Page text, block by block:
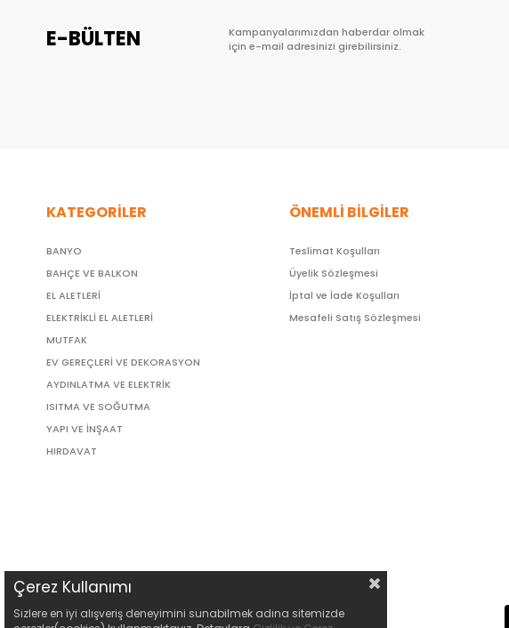
E-BÜLTEN
Kampanyalarımızdan haberdar olmak
için e-mail adresinizi girebilirsiniz.
KATEGORİLER
BANYO
BAHÇE VE BALKON
EL ALETLERİ
ELEKTRİKLİ EL ALETLERİ
MUTFAK
EV GEREÇLERİ VE DEKORASYON
AYDINLATMA VE ELEKTRİK
ISITMA VE SOĞUTMA
YAPI VE İNŞAAT
HIRDAVAT
ÖNEMLİ BİLGİLER
Teslimat Koşulları
Üyelik Sözleşmesi
İptal ve İade Koşulları
Mesafeli Satış Sözleşmesi
Çerez Kullanımı
Sizlere en iyi alışveriş deneyimini sunabilmek adına sitemizde